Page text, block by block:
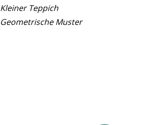
Kleiner Teppich
Geometrische Muster